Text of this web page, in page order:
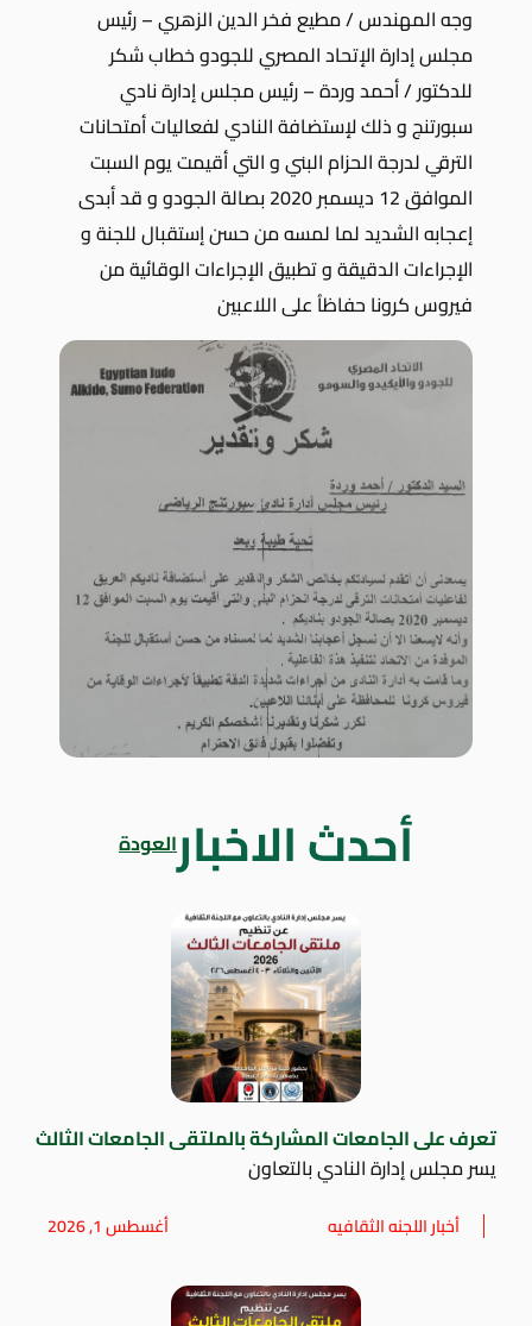
وجه المهندس / مطيع فخر الدين الزهري – رئيس
مجلس إدارة الإتحاد المصري للجودو خطاب شكر
للدكتور / أحمد وردة – رئيس مجلس إدارة نادي
سبورتنج و ذلك لإستضافة النادي لفعاليات أمتحانات
الترقي لدرجة الحزام البني و التي أقيمت يوم السبت
الموافق 12 ديسمبر 2020 بصالة الجودو و قد أبدى
إعجابه الشديد لما لمسه من حسن إستقبال للجنة و
الإجراءات الدقيقة و تطبيق الإجراءات الوقائية من
فيروس كرونا حفاظاُ على اللاعبين
أحدث الاخبارالعودة
تعرف على الجامعات المشاركة بالملتقى الجامعات الثالث
يسر مجلس إدارة النادي بالتعاون
أخبار اللجنه الثقافيه أغسطس 1, 2026